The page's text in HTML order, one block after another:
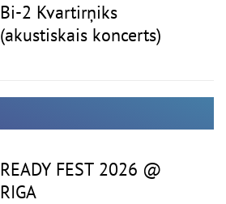
Bi-2 Kvartirņiks
(akustiskais koncerts)
READY FEST 2026 @
RIGA